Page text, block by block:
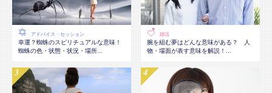
アドバイス・セッション
幸運？蜘蛛のスピリチュアルな意味！
蜘蛛の色・状態・状況・場所...
婚活
腕を組む夢はどんな意味がある？ 人
物・場面が表す意味を解説！...